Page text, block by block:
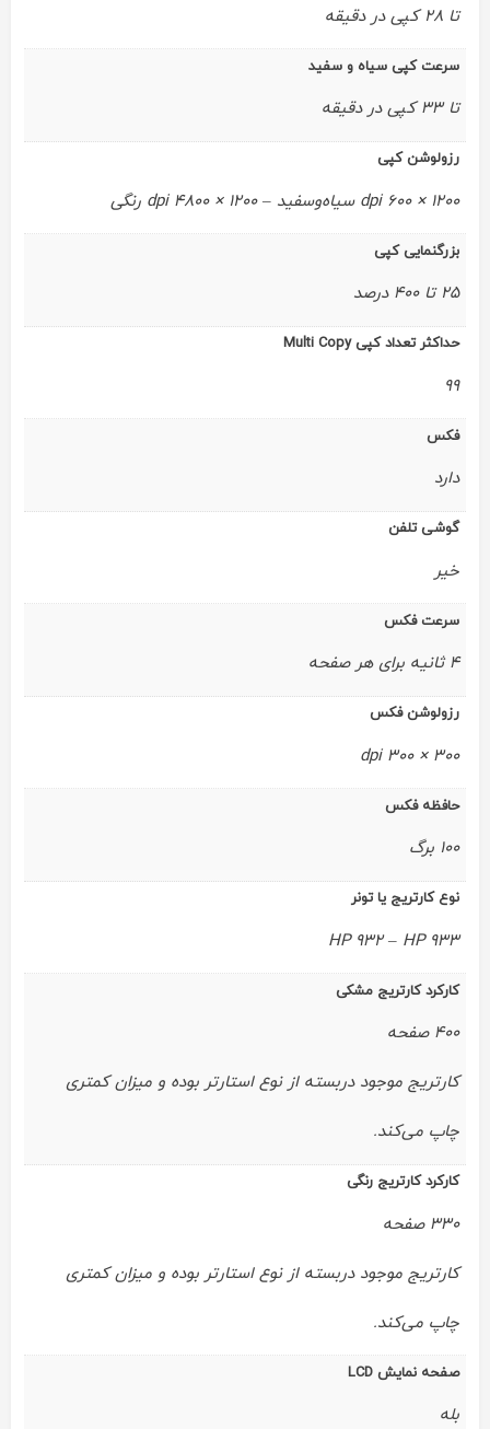
تا 28 کپی در دقیقه
سرعت کپی سیاه و سفید
تا 33 کپی در دقیقه
رزولوشن کپی
1200 × 600 dpi سیاه‌وسفید – 1200 × 4800 dpi رنگی
بزرگنمایی کپی
25 تا 400 درصد
حداکثر تعداد کپی Multi Copy
99
فکس
دارد
گوشی تلفن
خیر
سرعت فکس
4 ثانیه برای هر صفحه
رزولوشن فکس
300 × 300 dpi
حافظه فکس
100 برگ
نوع کارتریج یا تونر
HP 932 – HP 933
کارکرد کارتریج مشکی
400 صفحه
کارتریج موجود دربسته از نوع استارتر بوده و میزان کمتری
چاپ می‌کند.
کارکرد کارتریج رنگی
330 صفحه
کارتریج موجود دربسته از نوع استارتر بوده و میزان کمتری
چاپ می‌کند.
صفحه نمایش LCD
بله